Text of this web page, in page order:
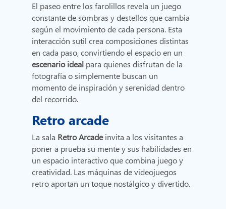
El paseo entre los farolillos revela un juego
constante de sombras y destellos que cambia
según el movimiento de cada persona. Esta
interacción sutil crea composiciones distintas
en cada paso, convirtiendo el espacio en un
escenario ideal para quienes disfrutan de la
fotografía o simplemente buscan un
momento de inspiración y serenidad dentro
del recorrido.
Retro arcade
La sala Retro Arcadeinvita a los visitantes a
poner a prueba su mente y sus habilidades en
un espacio interactivo que combina juego y
creatividad. Las máquinas de videojuegos
retro aportan un toque nostálgico y divertido.